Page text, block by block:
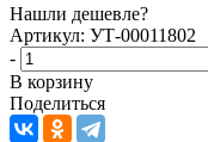
Нашли дешевле?
Артикул: УТ-00011802
-
В корзину
Поделиться